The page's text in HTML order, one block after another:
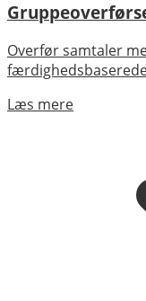
Overfør samtaler
Læs mere